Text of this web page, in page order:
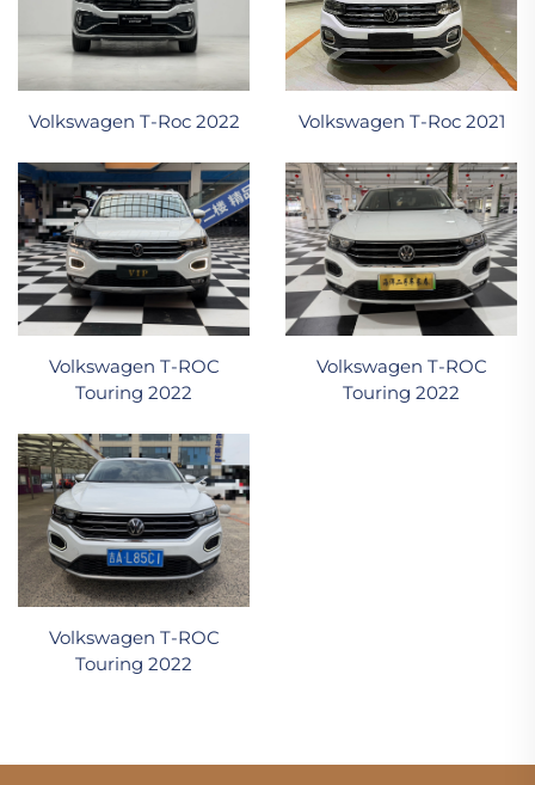
Volkswagen T-Roc 2022 Volkswagen T-Roc 2021
Volkswagen T-ROC
Touring 2022
Volkswagen T-ROC
Touring 2022
Volkswagen T-ROC
Touring 2022